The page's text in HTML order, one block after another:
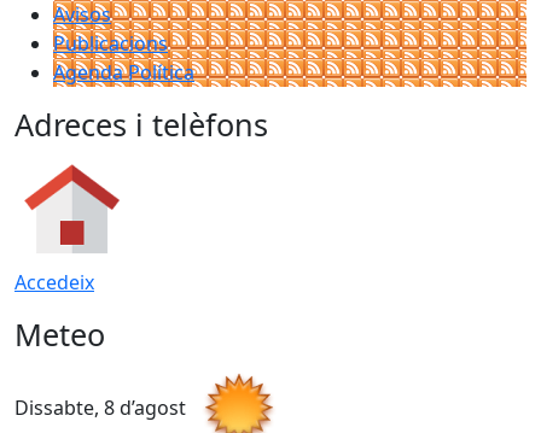
Avisos
Publicacions
Agenda Política
Adreces i telèfons
Accedeix
Meteo
Dissabte, 8 d’agost